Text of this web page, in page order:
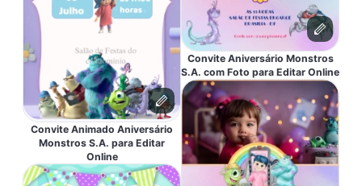
Convite Animado Aniversário
Monstros S.A. para Editar
Online
Convite Aniversário Monstros
S.A. com Foto para Editar Online